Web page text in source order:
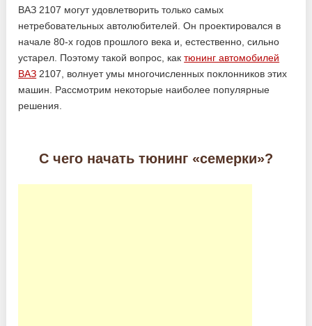
ВАЗ 2107 могут удовлетворить только самых
нетребовательных автолюбителей. Он проектировался в
начале 80-х годов прошлого века и, естественно, сильно
устарел. Поэтому такой вопрос, кактюнинг автомобилей
ВАЗ 2107, волнует умы многочисленных поклонников этих
машин. Рассмотрим некоторые наиболее популярные
решения.
С чего начать тюнинг «семерки»?